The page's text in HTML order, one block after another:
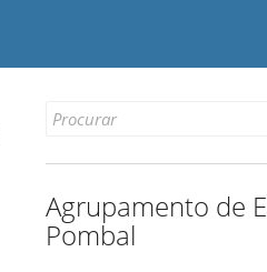
Search
Agrupamento de
Pombal